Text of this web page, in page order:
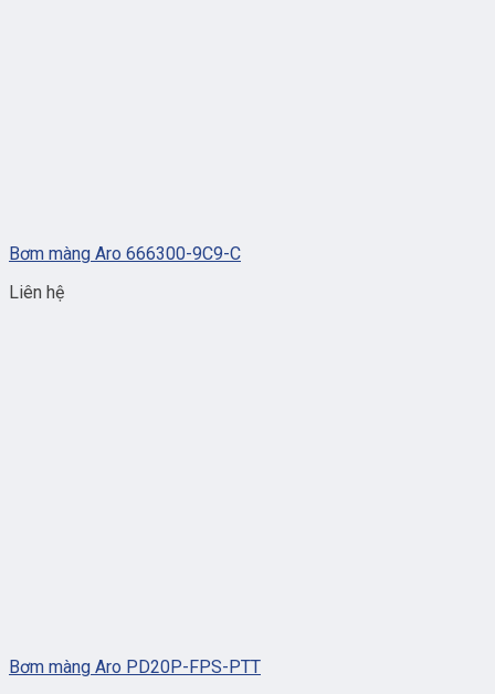
Bơm màng Aro 666300-9C9-C
Liên hệ
Bơm màng Aro PD20P-FPS-PTT